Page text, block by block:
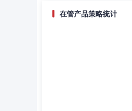
在管产品策略统计